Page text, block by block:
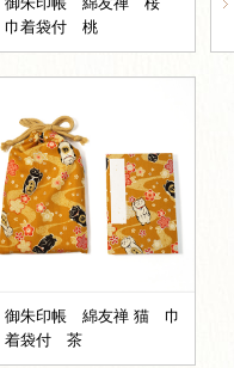
巾着袋付 桃
御朱印帳 綿友禅 猫 巾
着袋付 茶